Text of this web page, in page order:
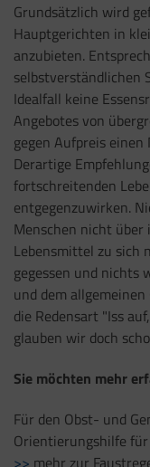
Grundsätzlich wird
Hauptgerichten in
anzubieten.
selbstverständlichen
Idealfall keine
Angebotes von
gegen Aufpreis einen
Derartige
fortschreitenden
entgegenzuwirken.
Menschen nicht
Lebensmittel zu sich
gegessen und nichts
und dem
die Redensart "Iss
glauben wir doch
Sie möchten mehr
Für den Obst- und
Orientierungshilfe
>> mehr zur